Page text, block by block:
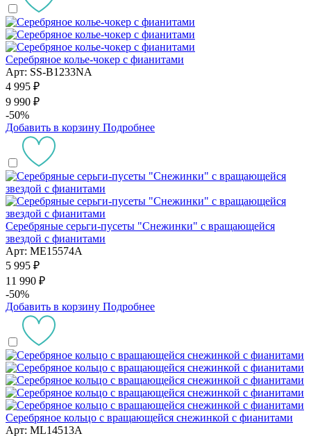
Серебряное колье-чокер с фианитами
Арт: SS-B1233NA
4 995 ₽
9 990 ₽
-50%
Добавить в корзину Подробнее
Серебряные серьги-пусеты "Снежинки" с вращающейся
звездой с фианитами
Арт: ME15574A
5 995 ₽
11 990 ₽
-50%
Добавить в корзину Подробнее
Серебряное кольцо с вращающейся снежинкой с фианитами
Арт: ML14513A